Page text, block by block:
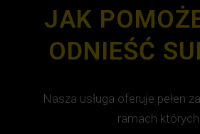
JAK
ODNIEŚĆ
Nasza usługa oferuje pełen
ramach których: